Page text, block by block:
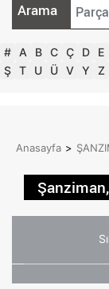
Arama
# A B C Ç D E
Ş T U Ü V Y Z
Anasayfa >